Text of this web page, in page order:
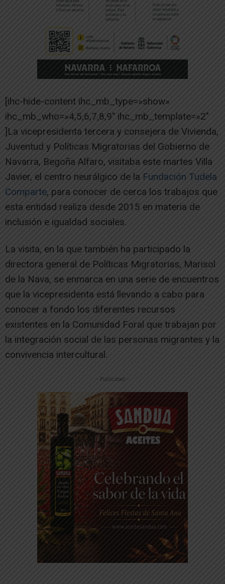
[ihc-hide-content ihc_mb_type=»show»
ihc_mb_who=»4,5,6,7,8,9″ ihc_mb_template=»2″
]La vicepresidenta tercera y consejera de Vivienda,
Juventud y Políticas Migratorias del Gobierno de
Navarra, Begoña Alfaro, visitaba este martes Villa
Javier, el centro neurálgico de la Fundación Tudela
Comparte, para conocer de cerca los trabajos que
esta entidad realiza desde 2015 en materia de
inclusión e igualdad sociales.
La visita, en la que también ha participado la
directora general de Políticas Migratorias, Marisol
de la Nava, se enmarca en una serie de encuentros
que la vicepresidenta está llevando a cabo para
conocer a fondo los diferentes recursos
existentes en la Comunidad Foral que trabajan por
la integración social de las personas migrantes y la
convivencia intercultural.
-- Publicidad --